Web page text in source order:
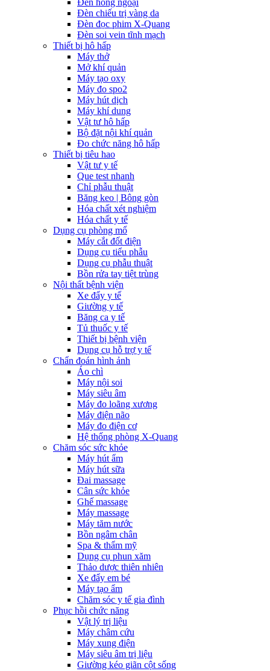
Đèn hồng ngoại
Đèn chiếu trị vàng da
Đèn đọc phim X-Quang
Đèn soi vein tĩnh mạch
Thiết bị hô hấp
Máy thở
Mở khí quản
Máy tạo oxy
Máy đo spo2
Máy hút dịch
Máy khí dung
Vật tư hô hấp
Bộ đặt nội khí quản
Đo chức năng hô hấp
Thiết bị tiêu hao
Vật tư y tế
Que test nhanh
Chỉ phẫu thuật
Băng keo | Bông gòn
Hóa chất xét nghiệm
Hóa chất y tế
Dụng cụ phòng mổ
Máy cắt đốt điện
Dụng cụ tiểu phẫu
Dụng cụ phẫu thuật
Bồn rửa tay tiệt trùng
Nội thất bệnh viện
Xe đẩy y tế
Giường y tế
Băng ca y tế
Tủ thuốc y tế
Thiết bị bệnh viện
Dụng cụ hỗ trợ y tế
Chẩn đoán hình ảnh
Áo chì
Máy nội soi
Máy siêu âm
Máy đo loãng xương
Máy điện não
Máy đo điện cơ
Hệ thống phòng X-Quang
Chăm sóc sức khỏe
Máy hút ẩm
Máy hút sữa
Đai massage
Cân sức khỏe
Ghế massage
Máy massage
Máy tăm nước
Bồn ngâm chân
Spa & thẩm mỹ
Dụng cụ phun xăm
Thảo dược thiên nhiên
Xe đẩy em bé
Máy tạo ẩm
Chăm sóc y tế gia đình
Phục hồi chức năng
Vật lý trị liệu
Máy châm cứu
Máy xung điện
Máy siêu âm trị liệu
Giường kéo giãn cột sống